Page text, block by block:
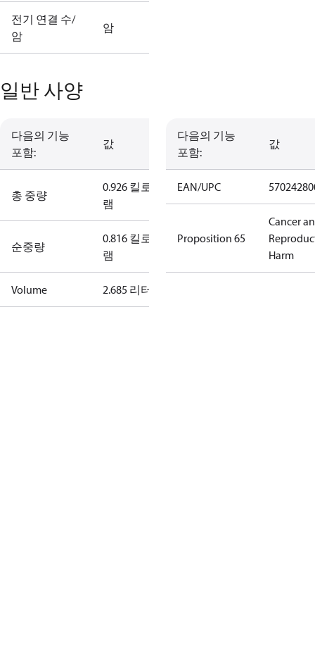
전기 연결 수/
암
암
일반 사양
다음의 기능
포함:
값
총 중량
0.926 킬로그
램
순중량
0.816 킬로그
램
Volume 2.685 리터
다음의 기능
포함:
값
EAN/UPC
Proposition 65
Cancer
Harm